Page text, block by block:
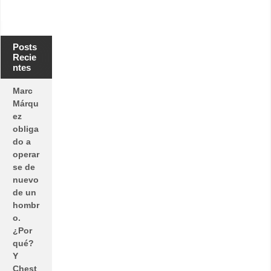
Posts
Recie
ntes
Marc
Márqu
ez
obliga
do a
operar
se de
nuevo
de un
hombr
o.
¿Por
qué?
Y
Chest